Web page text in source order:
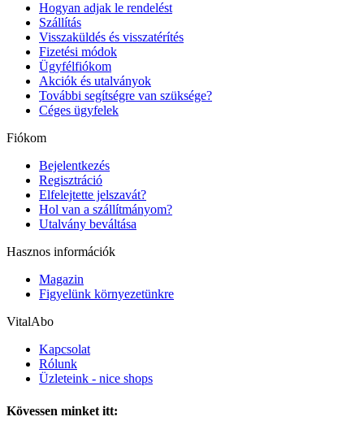
Hogyan adjak le rendelést
Szállítás
Visszaküldés és visszatérítés
Fizetési módok
Ügyfélfiókom
Akciók és utalványok
További segítségre van szüksége?
Céges ügyfelek
Fiókom
Bejelentkezés
Regisztráció
Elfelejtette jelszavát?
Hol van a szállítmányom?
Utalvány beváltása
Hasznos információk
Magazin
Figyelünk környezetünkre
VitalAbo
Kapcsolat
Rólunk
Üzleteink - nice shops
Kövessen minket itt: